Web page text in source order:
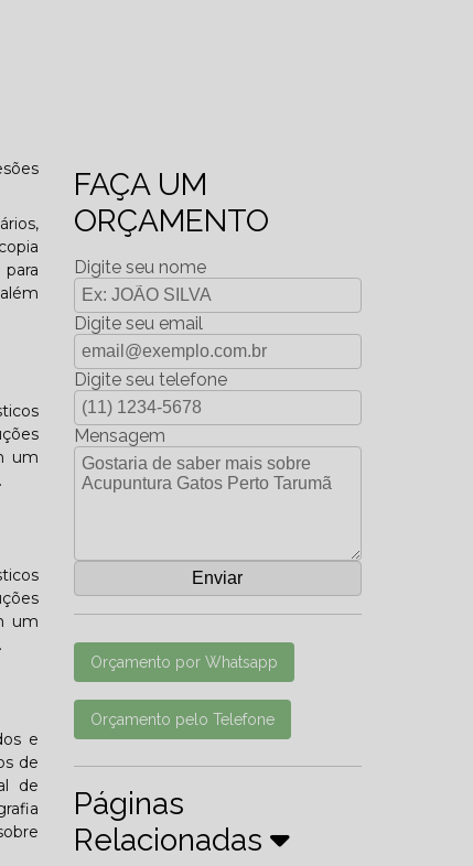
um
um
e
de
de
FAÇA UM
ORÇAMENTO
Digite seu nome
Digite seu email
Digite seu telefone
Mensagem
Orçamento por Whatsapp
Orçamento pelo Telefone
Páginas
Relacionadas